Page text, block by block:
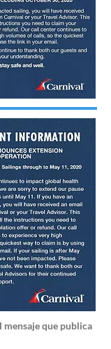
que publica